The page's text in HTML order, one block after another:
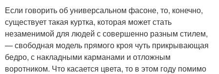
Если говорить об универсальном фасоне, то, конечно,
существует такая куртка, которая может стать
незаменимой для людей с совершенно разным стилем,
— свободная модель прямого кроя чуть прикрывающая
бедро, с накладными карманами и отложным
воротником. Что касается цвета, то в этом году помимо